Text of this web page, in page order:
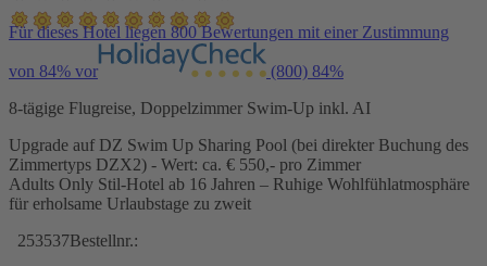
Für dieses Hotel liegen 800 Bewertungen mit einer Zustimmung
von 84% vor (800) 84%
8-tägige Flugreise, Doppelzimmer Swim-Up inkl. AI
Upgrade auf DZ Swim Up Sharing Pool (bei direkter Buchung des
Zimmertyps DZX2) - Wert: ca. € 550,- pro Zimmer
Adults Only Stil-Hotel ab 16 Jahren – Ruhige Wohlfühlatmosphäre
für erholsame Urlaubstage zu zweit
253537Bestellnr.: